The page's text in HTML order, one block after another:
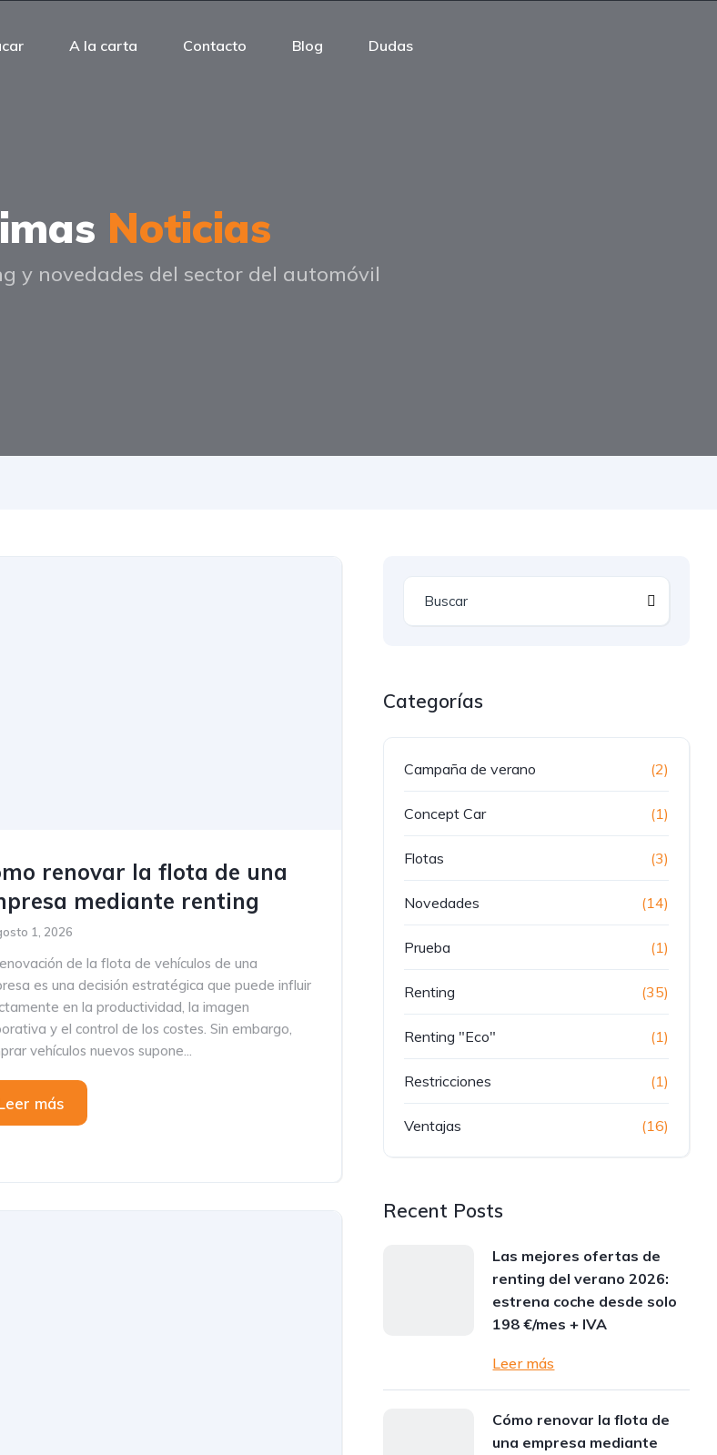
A la carta Contacto Blog Dudas
Noticias
y novedades del sector del automóvil
renovar la flota de una
mediante renting
1, 2026
de la flota de vehículos de una
es una decisión estratégica que puede influir
en la productividad, la imagen
y el control de los costes. Sin embargo,
vehículos nuevos supone...
más
Categorías
Campaña de verano (2)
Concept Car (1)
Flotas (3)
Novedades (14)
Prueba (1)
Renting (35)
Renting "Eco" (1)
Restricciones (1)
Ventajas (16)
Recent Posts
Las mejores ofertas de
renting del verano 2026:
estrena coche desde solo
198 €/mes + IVA
Leer más
Cómo renovar la flota de
una empresa mediante